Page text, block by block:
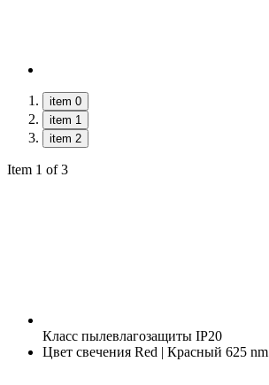
item 0
item 1
item 2
Item 1 of 3
Класс пылевлагозащиты IP20
Цвет свечения Red | Красный 625 nm